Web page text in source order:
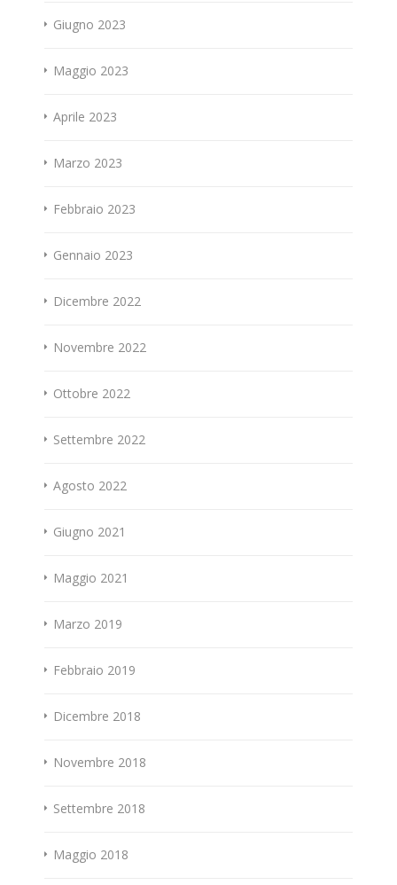
Giugno 2023
Maggio 2023
Aprile 2023
Marzo 2023
Febbraio 2023
Gennaio 2023
Dicembre 2022
Novembre 2022
Ottobre 2022
Settembre 2022
Agosto 2022
Giugno 2021
Maggio 2021
Marzo 2019
Febbraio 2019
Dicembre 2018
Novembre 2018
Settembre 2018
Maggio 2018